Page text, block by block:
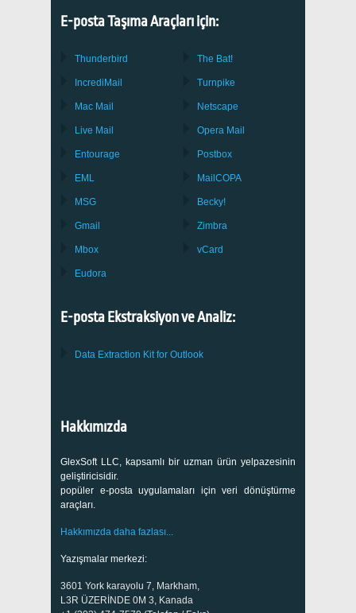
E-posta Taşıma Araçları için:
Thunderbird
IncrediMail
Mac Mail
Live Mail
Entourage
EML
MSG
Gmail
Mbox
Eudora
The Bat!
Turnpike
Netscape
Opera Mail
Postbox
MailCOPA
Becky!
Zimbra
vCard
E-posta Ekstraksiyon ve Analiz:
Data Extraction Kit for Outlook
Hakkımızda
GlexSoft LLC, kapsamlı bir uzman ürün yelpazesinin
geliştiricisidir.
popüler e-posta uygulamaları için veri dönüştürme
araçları.
Hakkımızda daha fazlası...
Yazışmalar merkezi:
3601 York karayolu 7, Markham,
L3R ÜZERİNDE 0M 3, Kanada